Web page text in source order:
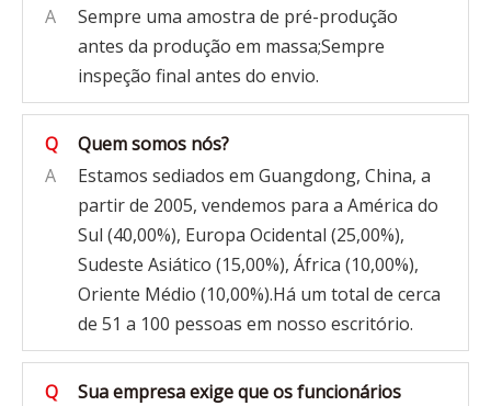
A
Sempre uma amostra de pré-produção
antes da produção em massa;Sempre
inspeção final antes do envio.
Q
Quem somos nós?
A
Estamos sediados em Guangdong, China, a
partir de 2005, vendemos para a América do
Sul (40,00%), Europa Ocidental (25,00%),
Sudeste Asiático (15,00%), África (10,00%),
Oriente Médio (10,00%).Há um total de cerca
de 51 a 100 pessoas em nosso escritório.
Q
Sua empresa exige que os funcionários